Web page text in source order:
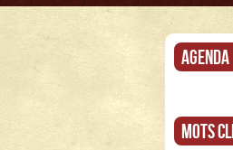
Agenda
Mots